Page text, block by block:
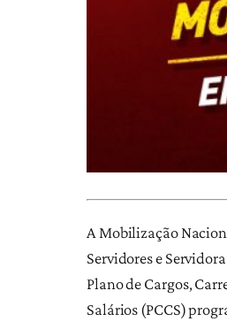
A Mobilização
Servidores e
Plano de Cargos,
Salários (PCCS)